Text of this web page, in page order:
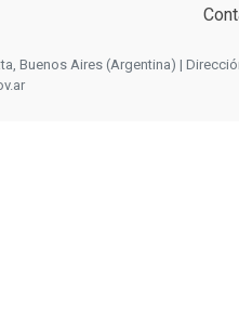
Buenos Aires (Argentina) |